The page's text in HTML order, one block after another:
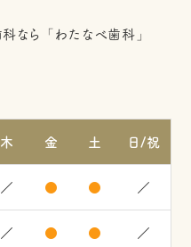
木 金 土 日/祝
／ ● ● ／
／ ● ● ／